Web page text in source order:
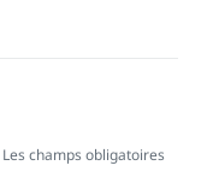
Les champs obligatoires